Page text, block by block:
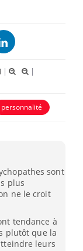
|
|
personnalité
sont
plus
ne le croit
tendance à
plutôt que la
leurs